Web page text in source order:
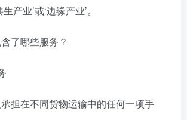
产业’或‘边缘产业’。
了哪些服务？
担在不同货物运输中的任何一项手